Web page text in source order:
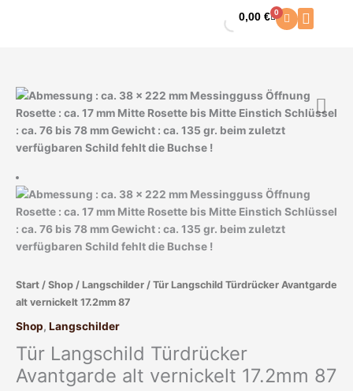
0,00€ 0
Warenkorb
Start / Shop / Langschilder / Tür Langschild Türdrücker Avantgarde
alt vernickelt 17.2mm 87
Shop, Langschilder
Tür Langschild Türdrücker
Avantgarde alt vernickelt 17.2mm 87
Tür
Langschild
Türdrücker
Avantgarde
vernickelt
17.2mm
87
Menge